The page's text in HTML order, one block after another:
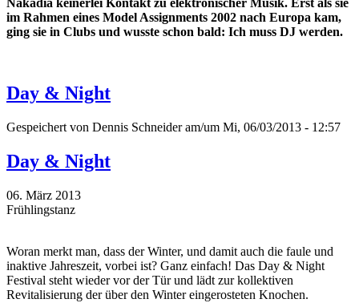
Nakadia keinerlei Kontakt zu elektronischer Musik. Erst als sie
im Rahmen eines Model Assignments 2002 nach Europa kam,
ging sie in Clubs und wusste schon bald: Ich muss DJ werden.
Day & Night
Gespeichert von Dennis Schneideram/um Mi, 06/03/2013 - 12:57
Day & Night
06. März 2013
Frühlingstanz
Woran merkt man, dass der Winter, und damit auch die faule und
inaktive Jahreszeit, vorbei ist? Ganz einfach! Das Day & Night
Festival steht wieder vor der Tür und lädt zur kollektiven
Revitalisierung der über den Winter eingerosteten Knochen.